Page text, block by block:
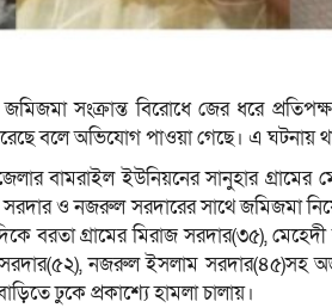
সংক্রান্ত বিরোধে জের ধরে
বলে অভিযোগ পাওয়া গেছে। এ ঘটনায়
বামরাইল ইউনিয়নের সানুহার গ্রামের
ও নজরুল সরদারের সাথে জমিজমা
বরতা গ্রামের মিরাজ সরদার(৩৫),
নজরুল ইসলাম সরদার(৪৫)সহ
ঢুকে প্রকাশ্যে হামলা চালায়।